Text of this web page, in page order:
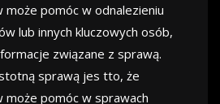
pomóc w odnalezieniu
lub innych kluczowych osób,
związane z sprawą.
sprawą jes tto, że
pomóc w sprawach